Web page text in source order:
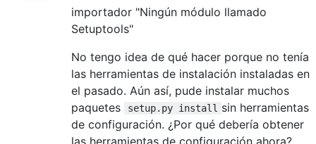
importador "Ningún módulo llamado
Setuptools"
No tengo idea de qué hacer porque no tenía
las herramientas de instalación instaladas en
el pasado. Aún así, pude instalar muchos
paquetes
setup.py install sin herramientas
de configuración. ¿Por qué debería obtener
las herramientas de configuración ahora?